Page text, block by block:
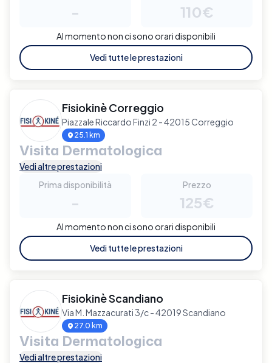
- 110€
Al momento non ci sono orari disponibili
Vedi tutte le prestazioni
Fisiokinè Correggio
Piazzale Riccardo Finzi 2 - 42015 Correggio
25.1 km
Visita Dermatologica
Vedi altre prestazioni
Prima disponibilità
-
Prezzo
125€
Al momento non ci sono orari disponibili
Vedi tutte le prestazioni
Fisiokinè Scandiano
Via M. Mazzacurati 3/c - 42019 Scandiano
27.0 km
Visita Dermatologica
Vedi altre prestazioni